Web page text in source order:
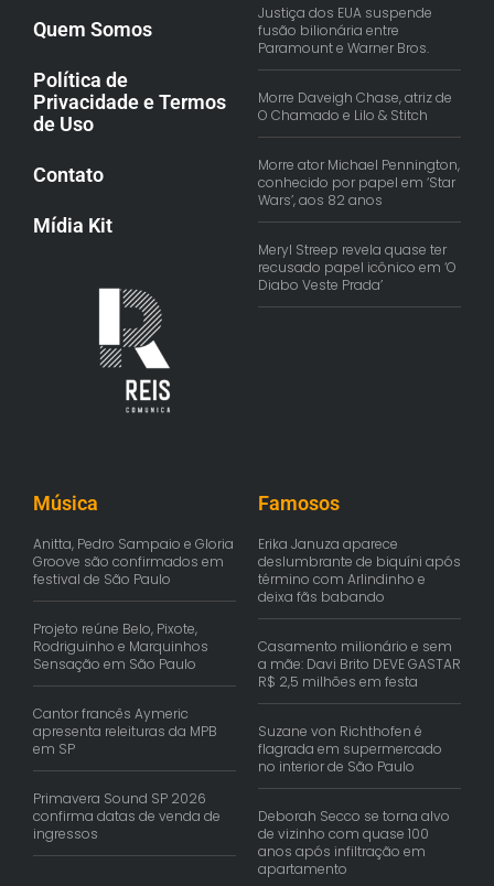
Quem Somos
Política de
Privacidade e Termos
de Uso
Contato
Mídia Kit
Justiça dos EUA suspende
fusão bilionária entre
Paramount e Warner Bros.
Morre Daveigh Chase, atriz de
O Chamado e Lilo & Stitch
Morre ator Michael Pennington,
conhecido por papel em ‘Star
Wars’, aos 82 anos
Meryl Streep revela quase ter
recusado papel icônico em ‘O
Diabo Veste Prada’
Música
Anitta, Pedro Sampaio e Gloria
Groove são confirmados em
festival de São Paulo
Projeto reúne Belo, Pixote,
Rodriguinho e Marquinhos
Sensação em São Paulo
Cantor francês Aymeric
apresenta releituras da MPB
em SP
Primavera Sound SP 2026
confirma datas de venda de
ingressos
Famosos
Erika Januza aparece
deslumbrante de biquíni após
término com Arlindinho e
deixa fãs babando
Casamento milionário e sem
a mãe: Davi Brito DEVE GASTAR
R$ 2,5 milhões em festa
Suzane von Richthofen é
flagrada em supermercado
no interior de São Paulo
Deborah Secco se torna alvo
de vizinho com quase 100
anos após infiltração em
apartamento